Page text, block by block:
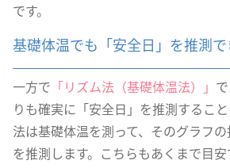
です。
基礎体温でも「安全日」を推測で
一方で 「リズム法（基礎体温法）」
りも確実に「安全日」を推測するこ
法は基礎体温を測って、そのグラフ
を推測します。こちらもあくまで目